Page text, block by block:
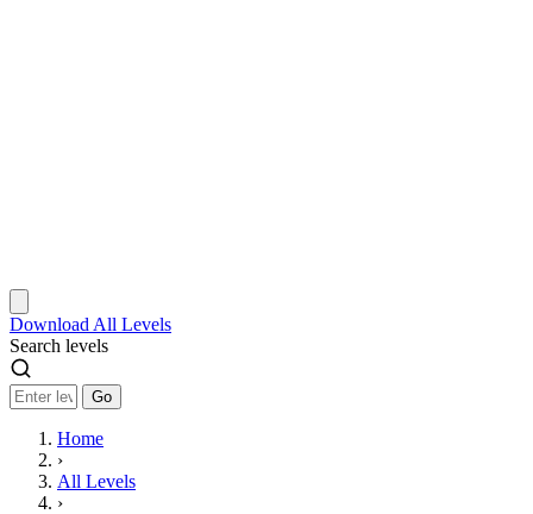
Download All Levels
Search levels
Go
Home
›
All Levels
›